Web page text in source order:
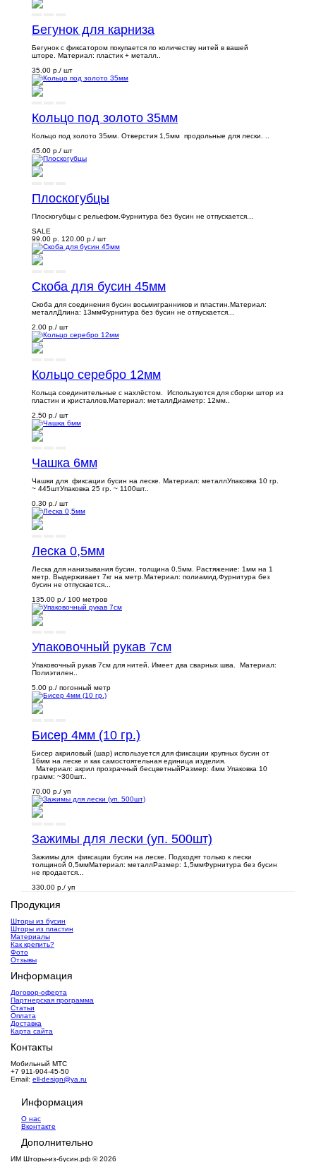
Бегунок для карниза
Бегунок с фиксатором покупается по количеству нитей в вашей
шторе. Материал: пластик + металл..
35.00 р. / шт
Кольцо под золото 35мм
Кольцо под золото 35мм. Отверстия 1,5мм продольные для лески. ..
45.00 р. / шт
Плоскогубцы
Плоскогубцы с рельефом.Фурнитура без бусин не отпускается...
SALE
99.00 р.
120.00 р. / шт
Скоба для бусин 45мм
Скоба для соединения бусин восьмигранников и пластин.Материал:
металлДлина: 13ммФурнитура без бусин не отпускается...
2.00 р. / шт
Кольцо серебро 12мм
Кольца соединительные с нахлёстом. Используются для сборки штор из
пластин и кристаллов.Материал: металлДиаметр: 12мм..
2.50 р. / шт
Чашка 6мм
Чашки для фиксации бусин на леске. Материал: металлУпаковка 10 гр.
~ 445штУпаковка 25 гр. ~ 1100шт..
0.30 р. / шт
Леска 0,5мм
Леска для нанизывания бусин, толщина 0,5мм. Растяжение: 1мм на 1
метр. Выдерживает 7кг на метр.Материал: полиамид.Фурнитура без
бусин не отпускается...
135.00 р. / 100 метров
Упаковочный рукав 7см
Упаковочный рукав 7см для нитей. Имеет два сварных шва. Материал:
Полиэтилен..
5.00 р. / погонный метр
Бисер 4мм (10 гр.)
Бисер акриловый (шар) используется для фиксации крупных бусин от
16мм на леске и как самостоятельная единица изделия.
Материал: акрил прозрачный бесцветныйРазмер: 4мм Упаковка 10
грамм: ~300шт..
70.00 р. / уп
Зажимы для лески (уп. 500шт)
Зажимы для фиксации бусин на леске. Подходят только к лески
толщиной 0,5ммМатериал: металлРазмер: 1,5ммФурнитура без бусин
не продается...
330.00 р. / уп
Продукция
Шторы из бусин
Шторы из пластин
Материалы
Как крепить?
Фото
Отзывы
Информация
Договор-оферта
Партнерская программа
Статьи
Оплата
Доставка
Карта сайта
Контакты
Мобильный МТС
+7 911-904-45-50
Email: ell-design@ya.ru
Информация
О нас
Вконтакте
Дополнительно
ИМ Шторы-из-бусин.рф © 2026